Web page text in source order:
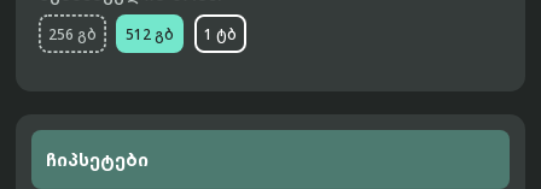
256 გბ 512 გბ 1 ტბ
ჩიპსეტები